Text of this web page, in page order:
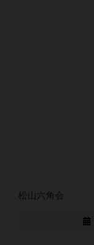
松山六角会